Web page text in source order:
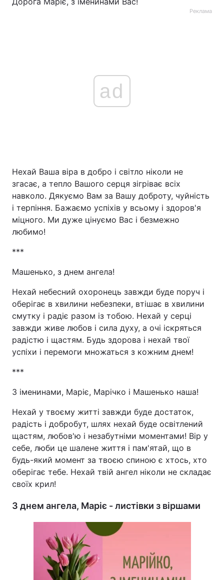
Реклама
ad
Нехай Ваша віра в добро і світло ніколи не
згасає, а тепло Вашого серця зігріває всіх
навколо. Дякуємо Вам за Вашу доброту, чуйність
і терпіння. Бажаємо успіхів у всьому і здоров'я
міцного. Ми дуже цінуємо Вас і безмежно
любимо!
***
Машенько, з днем ангела!
Нехай небесний охоронець завжди буде поруч і
оберігає в хвилини небезпеки, втішає в хвилини
смутку і радіє разом із тобою. Нехай у серці
завжди живе любов і сила духу, а очі іскряться
радістю і щастям. Будь здорова і нехай твої
успіхи і перемоги множаться з кожним днем!
***
З іменинами, Маріє, Марічко і Машенько наша!
Нехай у твоєму житті завжди буде достаток,
радість і добробут, шлях нехай буде освітлений
щастям, любов'ю і незабутніми моментами! Вір у
себе, люби це шалене життя і пам'ятай, що в
будь-який момент за твоєю спиною є хтось, хто
оберігає тебе. Нехай твій ангел ніколи не складає
своїх крил!
З днем ангела, Маріє - листівки з віршами